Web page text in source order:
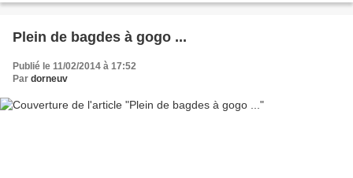
Plein de bagdes à gogo ...
Publié le 11/02/2014 à 17:52
Par dorneuv